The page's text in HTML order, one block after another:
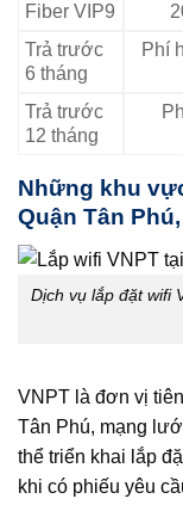
Fiber VIP9
Trả trước
6 tháng
Phí
Trả trước
12 tháng
Những khu
Quận Tân Phú,
Dịch vụ lắp đặt wifi
VNPT là đơn vị
Tân Phú, mạng
thể triển khai lắp
khi có phiếu yêu